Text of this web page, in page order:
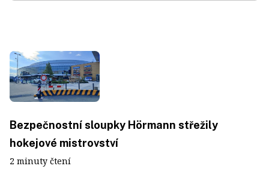
Bezpečnostní sloupky Hörmann střežily
hokejové mistrovství
2 minuty čtení